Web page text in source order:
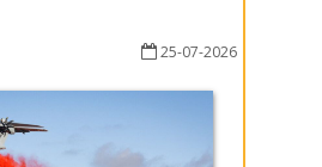
25-07-2026